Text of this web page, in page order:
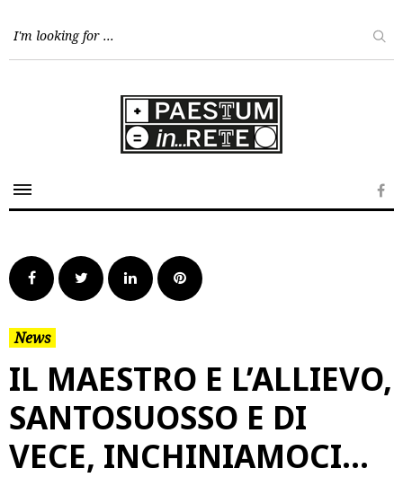
FacebookTwitter LinkedInPinterest
News
IL MAESTRO E L’ALLIEVO,
SANTOSUOSSO E DI
VECE, INCHINIAMOCI…